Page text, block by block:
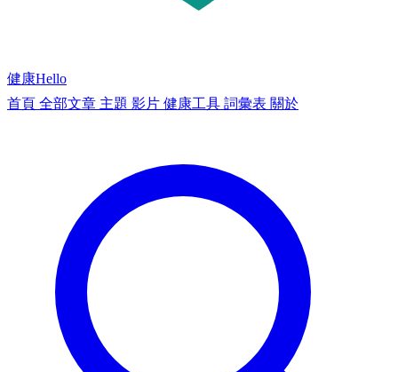
健康Hello
首頁 全部文章 主題 影片 健康工具 詞彙表 關於